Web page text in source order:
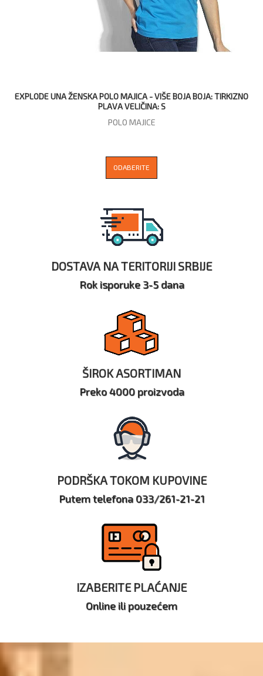
EXPLODE UNA ŽENSKA POLO MAJICA - VIŠE BOJA BOJA: TIRKIZNO
PLAVA VELIČINA: S
POLO MAJICE
ODABERITE
DOSTAVA NA TERITORIJI SRBIJE
Rok isporuke 3-5 dana
ŠIROK ASORTIMAN
Preko 4000 proizvoda
PODRŠKA TOKOM KUPOVINE
Putem telefona 033/261-21-21
IZABERITE PLAĆANJE
Online ili pouzećem